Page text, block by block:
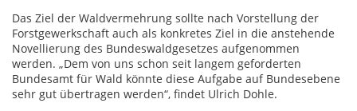
Das Ziel der Waldvermehrung sollte nach Vorstellung der
Forstgewerkschaft auch als konkretes Ziel in die anstehende
Novellierung des Bundeswaldgesetzes aufgenommen
werden. „Dem von uns schon seit langem geforderten
Bundesamt für Wald könnte diese Aufgabe auf Bundesebene
sehr gut übertragen werden“, findet Ulrich Dohle.